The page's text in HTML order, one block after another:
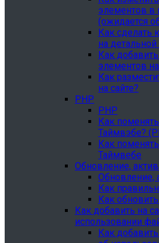
элементов в
(ожидается
Как сделать
на
Как
элементов
Как
на сайте?
PHP
PHP
Как
Таймвэбе?
Как
Таймвебе
Обновление,
Обновление,
Как
Как
Как добавить на
использовании
Как